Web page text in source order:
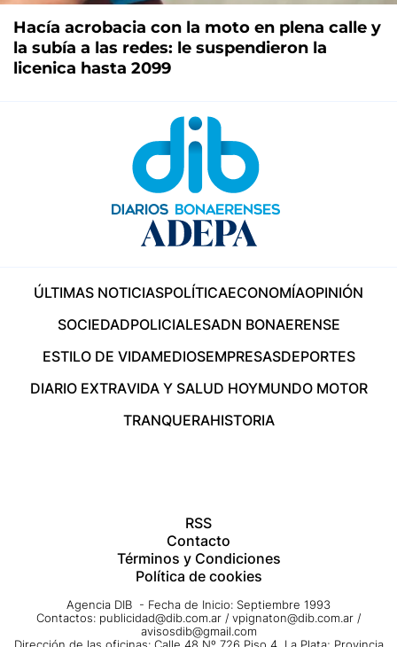
Hacía acrobacia con la moto en plena calle y
la subía a las redes: le suspendieron la
licenica hasta 2099
ÚLTIMAS NOTICIASPOLÍTICAECONOMÍAOPINIÓN
SOCIEDADPOLICIALESADN BONAERENSE
ESTILO DE VIDAMEDIOSEMPRESASDEPORTES
DIARIO EXTRAVIDA Y SALUD HOYMUNDO MOTOR
TRANQUERAHISTORIA
RSS
Contacto
Términos y Condiciones
Política de cookies
Agencia DIB - Fecha de Inicio: Septiembre 1993
Contactos: publicidad@dib.com.ar / vpignaton@dib.com.ar /
avisosdib@gmail.com